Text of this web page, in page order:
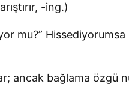
-ing.)
mu?”
ancak bağlama özgü